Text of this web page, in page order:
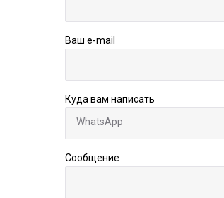
Ваш e-mail
Куда вам написать
Сообщение